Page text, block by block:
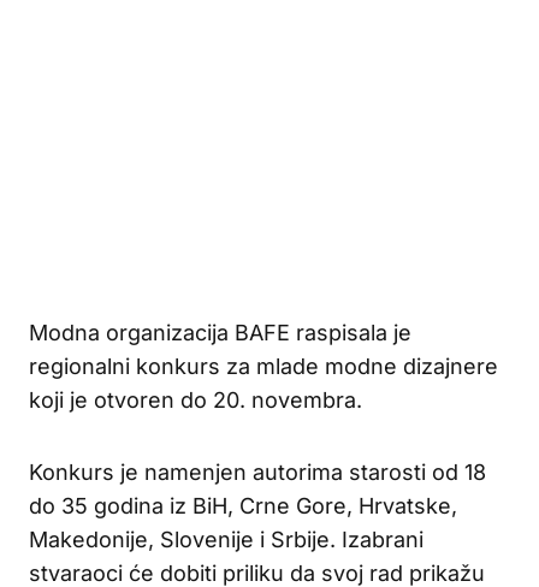
Modna organizacija BAFE raspisala je
regionalni konkurs za mlade modne dizajnere
koji je otvoren do 20. novembra.
Konkurs je namenjen autorima starosti od 18
do 35 godina iz BiH, Crne Gore, Hrvatske,
Makedonije, Slovenije i Srbije. Izabrani
stvaraoci će dobiti priliku da svoj rad prikažu